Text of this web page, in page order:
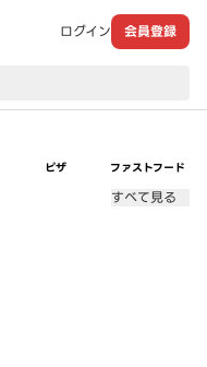
ログイン 会員登録
ピザ ファストフード
すべて見る